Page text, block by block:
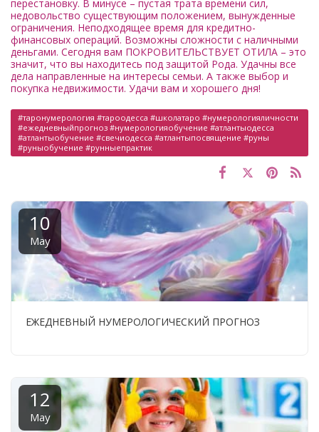
перестановку. В минусе – пустая трата времени сил,
недовольство существующим положением, вынужденные
ограничения. Неподходящее время для кредитно-
финансовых операций. Возможны сложности с наличными
деньгами. Сегодня вам ПОКРОВИТЕЛЬСТВУЕТ ОТИЛА – это
значит, что вы находитесь под защитой Рода. Удачны все
дела направленные на интересы семьи. А также выбор и
покупка недвижимости. Удачи вам и хорошего дня!
#таронумерология #тароодесса #школатаро #нумерологияличности
#ежедневныйпрогноз #нумерологияобучение #атлантыодесса
#атлантыобучение #свечиодесса #атлантыпосвящение #руны
#руныобучение #рунныепрактик
10
May
ЕЖЕДНЕВНЫЙ НУМЕРОЛОГИЧЕСКИЙ ПРОГНОЗ
12
May